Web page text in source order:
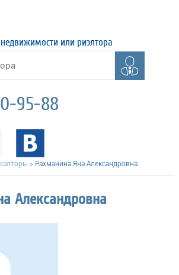
или риэлтора
95-88
> Рахманина Яна Александровна
Александровна